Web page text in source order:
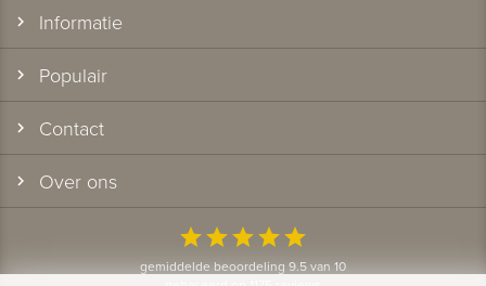
Informatie
Populair
Contact
Over ons
starstarstarstarstar
gemiddelde beoordeling 9.5 van 10